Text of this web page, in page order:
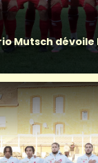
Mutsch dévoile